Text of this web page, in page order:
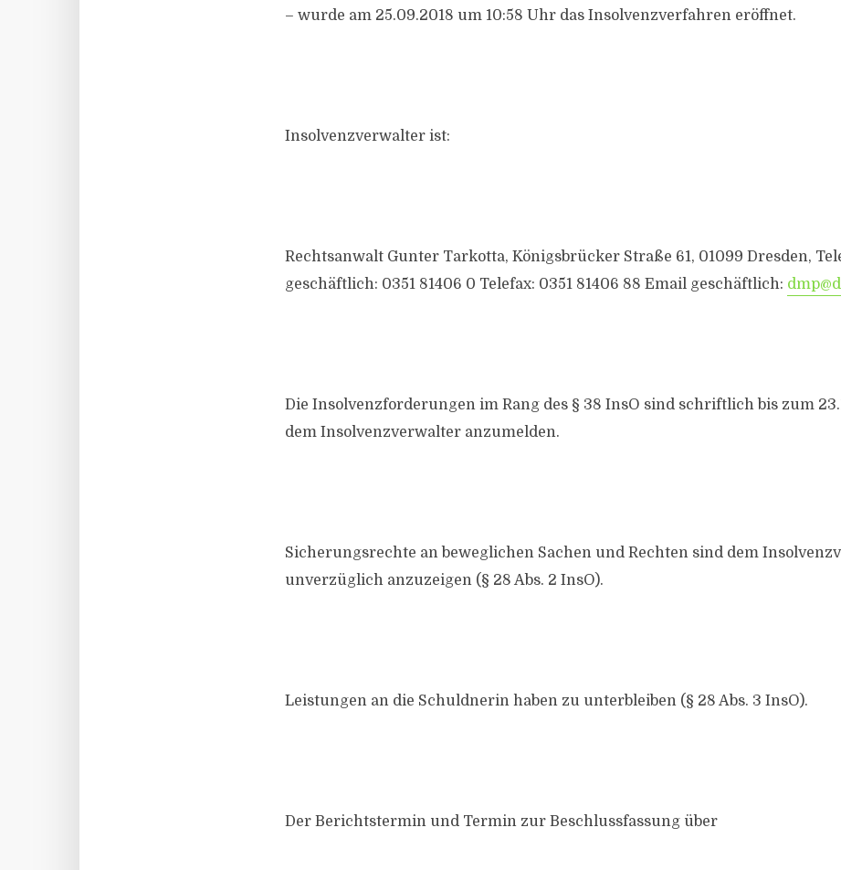
– wurde am 25.09.2018 um 10:58 Uhr das Insolvenzverfahren eröffnet.
Insolvenzverwalter ist:
Rechtsanwalt Gunter Tarkotta, Königsbrücker Straße 61, 01099 Dresden,
geschäftlich: 0351 81406 0 Telefax: 0351 81406 88 Email geschäftlich:
Die Insolvenzforderungen im Rang des § 38 InsO sind schriftlich bis zum
dem Insolvenzverwalter anzumelden.
Sicherungsrechte an beweglichen Sachen und Rechten sind dem
unverzüglich anzuzeigen (§ 28 Abs. 2 InsO).
Leistungen an die Schuldnerin haben zu unterbleiben (§ 28 Abs. 3 InsO).
Der Berichtstermin und Termin zur Beschlussfassung über